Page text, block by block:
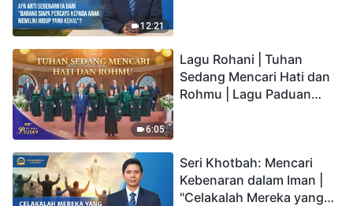
12:21
6:05
Lagu Rohani | Tuhan
Sedang Mencari Hati dan
Rohmu | Lagu Paduan
Seri Khotbah: Mencari
Kebenaran dalam Iman |
"Celakalah Mereka yang